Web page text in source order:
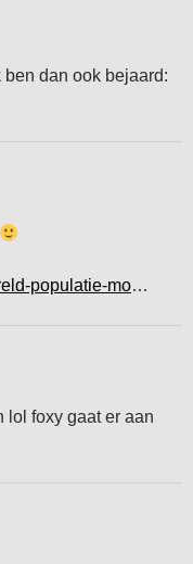
ben dan ook bejaard:
populatie-mo…
lol foxy gaat er aan